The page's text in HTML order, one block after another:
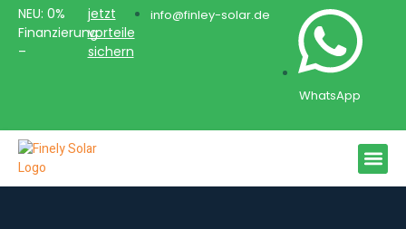
Zum
Inhalt
springen
NEU: 0%
Finanzierung
–
jetzt
vorteile
sichern
info@finley-solar.de
WhatsApp